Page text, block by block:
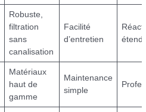
Robuste,
filtration
sans
canalisation
Facilité
d’entretien
Matériaux
haut de
gamme
Maintenance
simple